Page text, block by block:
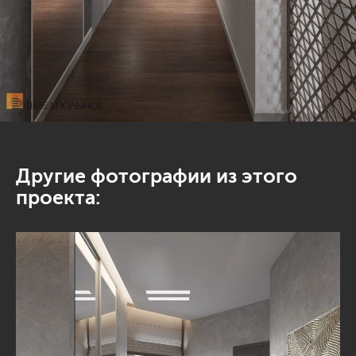
Другие фотографии из этого
проекта: